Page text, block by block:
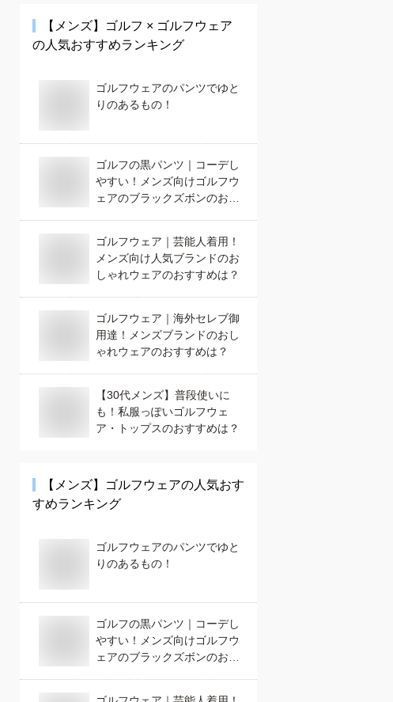
【メンズ】
ゴルフ × ゴルフウェア
の人気おすすめランキング
ゴルフウェアのパンツでゆと
りのあるもの！
ゴルフの黒パンツ｜コーデし
やすい！メンズ向けゴルフウ
ェアのブラックズボンのおす
ゴルフウェア｜芸能人着用！
メンズ向け人気ブランドのお
しゃれウェアのおすすめは？
ゴルフウェア｜海外セレブ御
用達！メンズブランドのおし
ゃれウェアのおすすめは？
【30代メンズ】普段使いに
も！私服っぽいゴルフウェ
ア・トップスのおすすめは？
【メンズ】 ゴルフウェアの人気おす
すめランキング
ゴルフウェアのパンツでゆと
りのあるもの！
ゴルフの黒パンツ｜コーデし
やすい！メンズ向けゴルフウ
ェアのブラックズボンのおす